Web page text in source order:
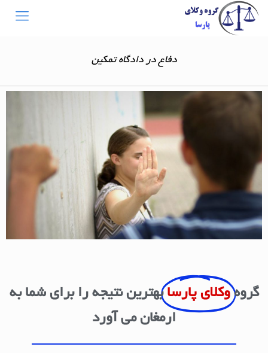
دفاع در دادگاه تمکین
گروه وکلای پارسا بهترین نتیجه را برای شما به
ارمغان می آورد